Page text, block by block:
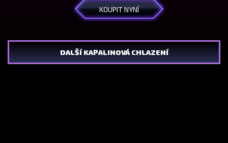
KOUPIT NYNÍ
DALŠÍ KAPALINOVÁ CHLAZENÍ